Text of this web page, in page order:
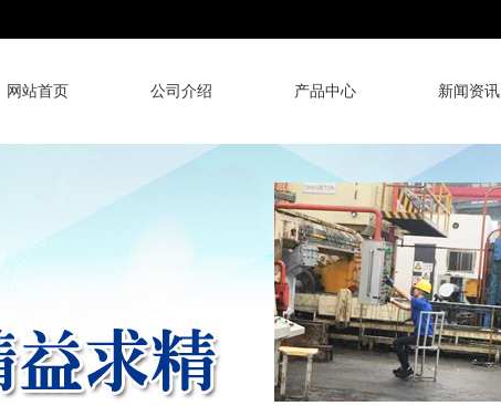
网站首页 公司介绍 产品中心 新闻资讯